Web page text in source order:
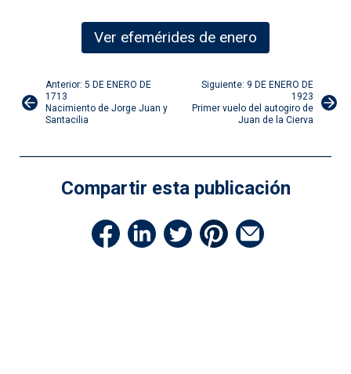
Ver efemérides de enero
Navegación
de
entradas
Anterior: 5 DE ENERO DE
1713
Nacimiento de Jorge Juan y
Santacilia
Siguiente: 9 DE ENERO DE
1923
Primer vuelo del autogiro de
Juan de la Cierva
Compartir esta publicación